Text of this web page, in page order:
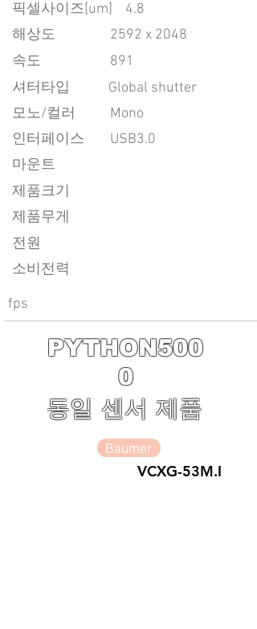
픽셀사이즈[um]
4.8
​해상도
2592 x 2048
속도
891
​셔터타입
Global shutter
모노/컬러
Mono
인터페이스
USB3.0
마운트
제품크기
제품무게
전원
소비전력
fps
PYTHON500
0
동일 센서 제품
Baumer
VCXG-53M.I